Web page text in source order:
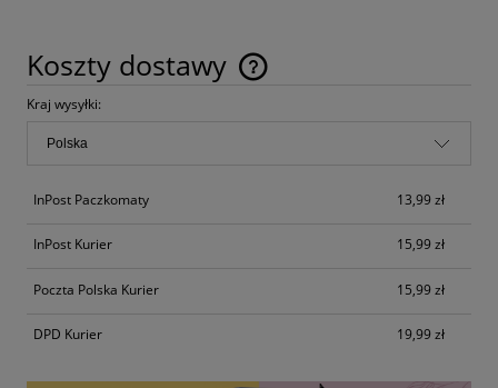
Koszty dostawy
Cena nie zawiera ewentualnych kosztów płatności
Kraj wysyłki:
InPost Paczkomaty 13,99 zł
InPost Kurier 15,99 zł
Poczta Polska Kurier 15,99 zł
DPD Kurier 19,99 zł